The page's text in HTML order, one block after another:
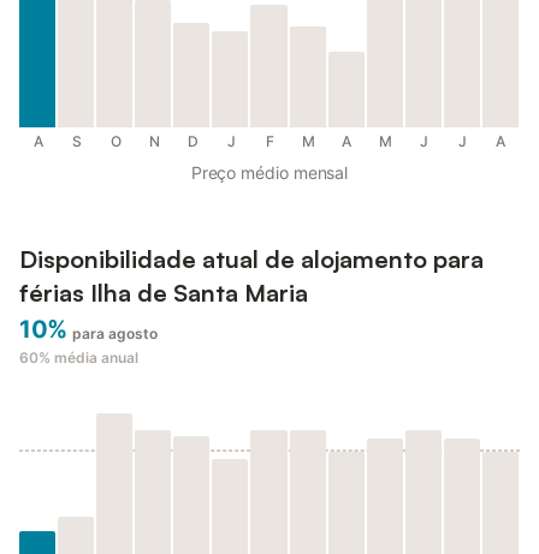
A S O N D J F M A M J J A
Preço médio mensal
Disponibilidade atual de alojamento para
férias Ilha de Santa Maria
10% para agosto
60% média anual